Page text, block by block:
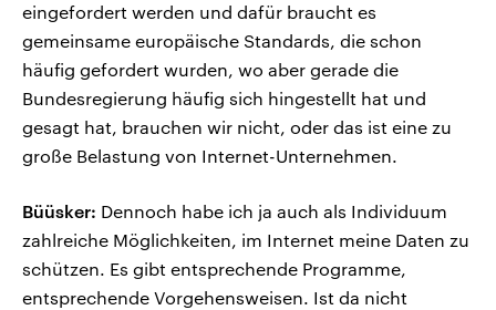
eingefordert werden und dafür braucht es
gemeinsame europäische Standards, die schon
häufig gefordert wurden, wo aber gerade die
Bundesregierung häufig sich hingestellt hat und
gesagt hat, brauchen wir nicht, oder das ist eine zu
große Belastung von Internet-Unternehmen.
Büüsker: Dennoch habe ich ja auch als Individuum
zahlreiche Möglichkeiten, im Internet meine Daten zu
schützen. Es gibt entsprechende Programme,
entsprechende Vorgehensweisen. Ist da nicht